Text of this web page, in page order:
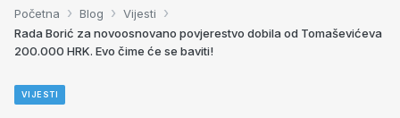
Početna › Blog › Vijesti ›
Rada Borić za novoosnovano povjerestvo dobila od Tomaševićeva
200.000 HRK. Evo čime će se baviti!
VIJESTI